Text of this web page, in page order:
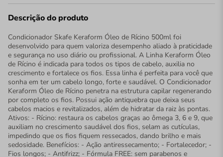
Descrição do produto
Condicionador Skafe Keraform Óleo de Rícino 500ml foi
desenvolvido para quem valoriza desempenho aliado à praticidade
e segurança no uso diário ou profissional. A Linha Keraform Óleo
de Rícino é indicada para todos os tipos de cabelo, auxilia no
crescimento e fortalece os fios. Essa linha é perfeita para você que
sonha em ter um cabelo longo, forte e saudável. O Condicionador
Keraform Óleo de Rícino penetra na estrutura capilar regenerando
por completo os fios. Possui ação antiquebra que deixa seus
cabelos macios e revitalizados, além de hidratar da raiz às pontas.
Ativos: - Rícino: restaura os cabelos graças ao ômega 3, 6 e 9, que
auxiliam no crescimento saudável dos fios, selam as cutículas,
impedindo que os fios fiquem ressecados, dando brilho e mais
sedosidade. Benefícios: - Ação antiressecamento; - Fortalecedor; -
Fios longos; - Antifrizz; - Fórmula FREE: sem parabenos e